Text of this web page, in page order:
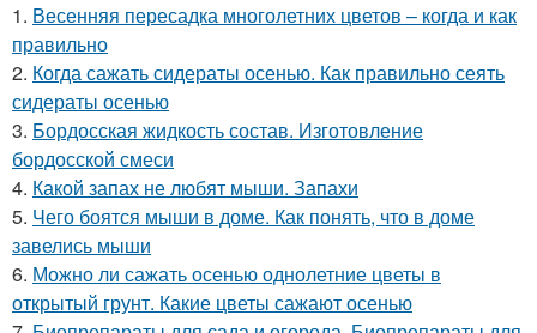
1. Весенняя пересадка многолетних цветов – когда и как
правильно
2. Когда сажать сидераты осенью. Как правильно сеять
сидераты осенью
3. Бордосская жидкость состав. Изготовление
бордосской смеси
4. Какой запах не любят мыши. Запахи
5. Чего боятся мыши в доме. Как понять, что в доме
завелись мыши
6. Можно ли сажать осенью однолетние цветы в
открытый грунт. Какие цветы сажают осенью